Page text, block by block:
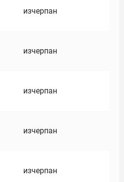
изчерпан
изчерпан
изчерпан
изчерпан
изчерпан